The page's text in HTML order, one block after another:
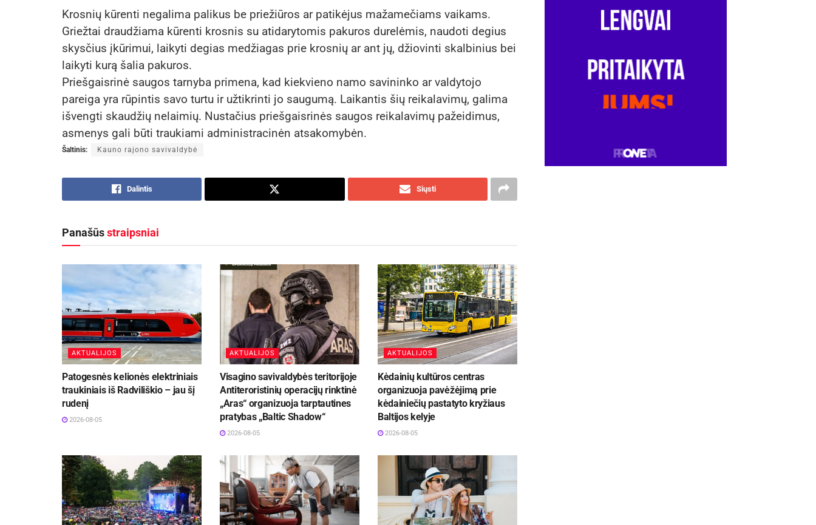
Krosnių kūrenti negalima palikus be priežiūros ar patikėjus mažamečiams vaikams.
Griežtai draudžiama kūrenti krosnis su atidarytomis pakuros durelėmis, naudoti degius
skysčius įkūrimui, laikyti degias medžiagas prie krosnių ar ant jų, džiovinti skalbinius bei
laikyti kurą šalia pakuros.
Priešgaisrinė saugos tarnyba primena, kad kiekvieno namo savininko ar valdytojo
pareiga yra rūpintis savo turtu ir užtikrinti jo saugumą. Laikantis šių reikalavimų, galima
išvengti skaudžių nelaimių. Nustačius priešgaisrinės saugos reikalavimų pažeidimus,
asmenys gali būti traukiami administracinėn atsakomybėn.
Šaltinis: Kauno rajono savivaldybė
Dalintis Siųsti
Panašūsstraipsniai
AKTUALIJOS
Patogesnės kelionės elektriniais
traukiniais iš Radviliškio – jau šį
rudenį
2026-08-05
AKTUALIJOS
Visagino savivaldybės teritorijoje
Antiteroristinių operacijų rinktinė
„Aras“ organizuoja tarptautines
pratybas „Baltic Shadow“
2026-08-05
AKTUALIJOS
Kėdainių kultūros centras
organizuoja pavėžėjimą prie
kėdainiečių pastatyto kryžiaus
Baltijos kelyje
2026-08-05